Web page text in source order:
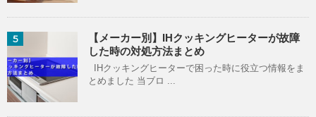
5
【メーカー別】IHクッキングヒーターが故障
した時の対処方法まとめ
IHクッキングヒーターで困った時に役立つ情報をま
とめました 当ブロ ...